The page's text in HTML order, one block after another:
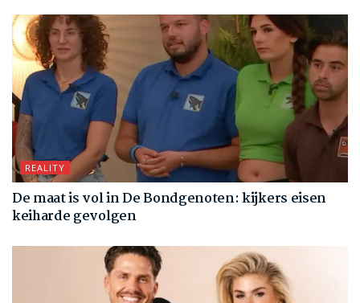
REALITY
De maat is vol in De Bondgenoten: kijkers eisen
keiharde gevolgen